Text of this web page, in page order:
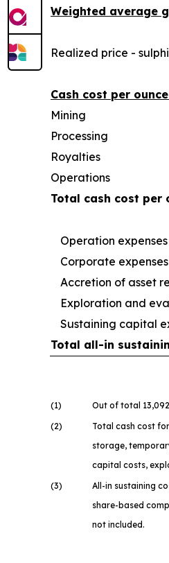
Weighted average
Realized price -
Cash cost per
Mining
Processing
Royalties
Operations
Total cash cost per
Operation expenses
Corporate expenses
Accretion of asset
Exploration and
Sustaining capital
Total all-in
(1)
Out of total
(2)
Total cash cost
storage,
capital costs,
(3)
All-in sustaining
share-based
not included.